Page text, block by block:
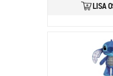
LISA